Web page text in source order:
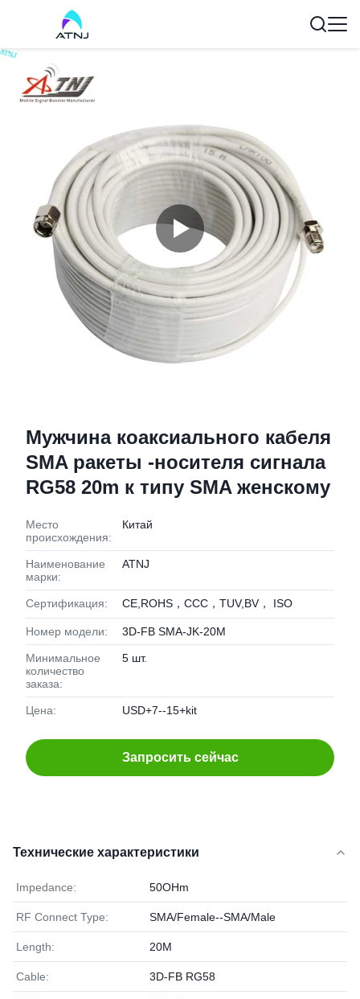
Мужчина коаксиального кабеля
SMA ракеты -носителя сигнала
RG58 20m к типу SMA женскому
Место
происхождения:
Китай
Наименование
марки:
ATNJ
Сертификация: CE,ROHS，CCC，TUV,BV， ISO
Номер модели: 3D-FB SMA-JK-20M
Минимальное
количество
заказа:
5 шт.
Цена: USD+7--15+kit
Запросить сейчас
Технические характеристики
Impedance: 50OHm
RF Connect Type: SMA/Female--SMA/Male
Length: 20M
Cable: 3D-FB RG58